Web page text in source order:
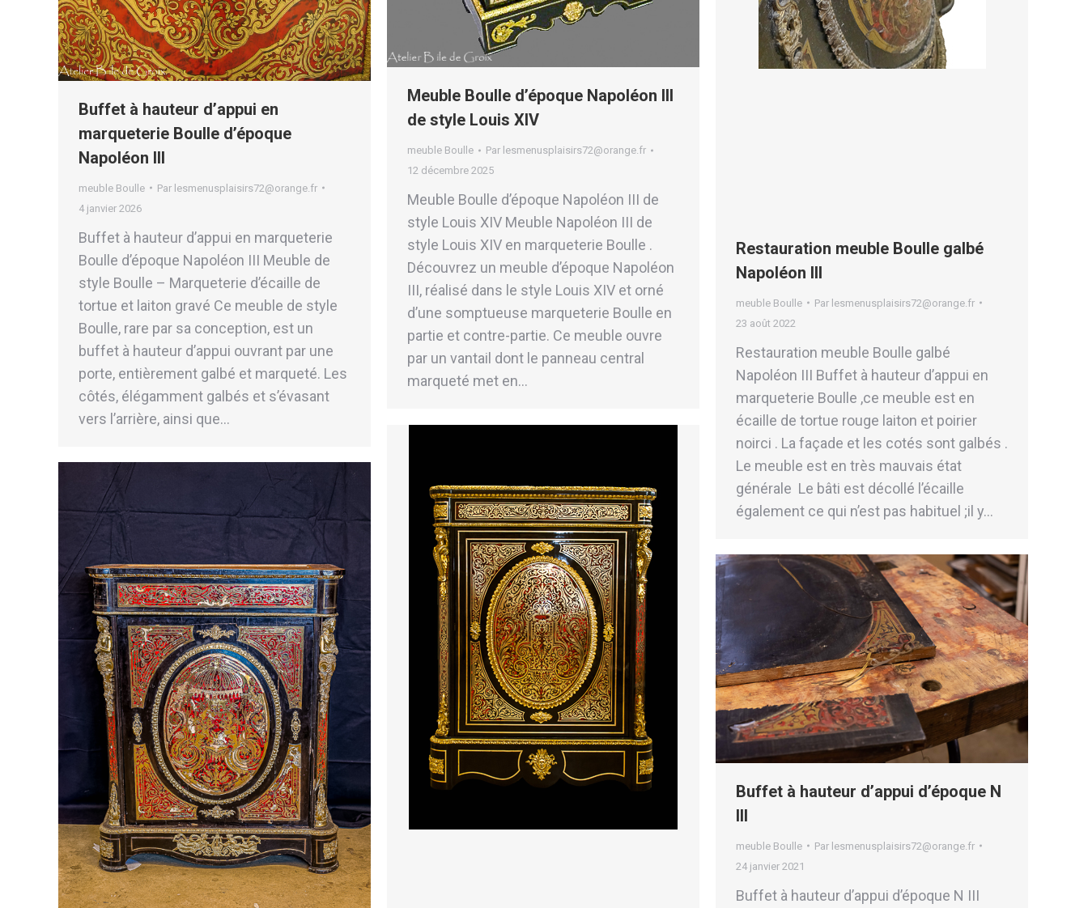
Buffet à hauteur d’appui en
marqueterie Boulle d’époque
Napoléon III
meuble Boulle Par lesmenusplaisirs72@orange.fr
4 janvier 2026
Buffet à hauteur d’appui en marqueterie
Boulle d’époque Napoléon III Meuble de
style Boulle – Marqueterie d’écaille de
tortue et laiton gravé Ce meuble de style
Boulle, rare par sa conception, est un
buffet à hauteur d’appui ouvrant par une
porte, entièrement galbé et marqueté. Les
côtés, élégamment galbés et s’évasant
vers l’arrière, ainsi que…
Meuble Boulle d’époque Napoléon III
de style Louis XIV
meuble Boulle Par lesmenusplaisirs72@orange.fr
12 décembre 2025
Meuble Boulle d’époque Napoléon III de
style Louis XIV Meuble Napoléon III de
style Louis XIV en marqueterie Boulle .
Découvrez un meuble d’époque Napoléon
III, réalisé dans le style Louis XIV et orné
d’une somptueuse marqueterie Boulle en
partie et contre-partie. Ce meuble ouvre
par un vantail dont le panneau central
marqueté met en…
Restauration meuble Boulle galbé
Napoléon III
meuble Boulle Par lesmenusplaisirs72@orange.fr
23 août 2022
Restauration meuble Boulle galbé
Napoléon III Buffet à hauteur d’appui en
marqueterie Boulle ,ce meuble est en
écaille de tortue rouge laiton et poirier
noirci . La façade et les cotés sont galbés .
Le meuble est en très mauvais état
générale Le bâti est décollé l’écaille
également ce qui n’est pas habituel ;il y…
Buffet à hauteur d’appui d’époque N
III
meuble Boulle Par lesmenusplaisirs72@orange.fr
24 janvier 2021
Buffet à hauteur d’appui d’époque N III